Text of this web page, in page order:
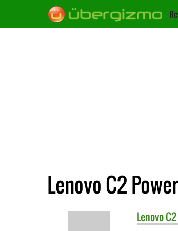
Lenovo C2
Lenovo